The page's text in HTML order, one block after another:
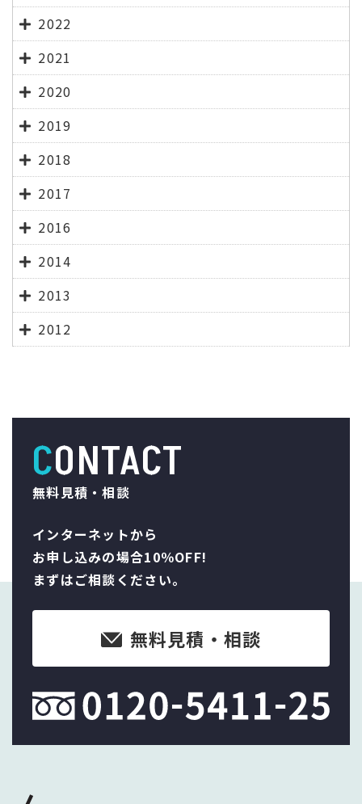
2022
2021
2020
2019
2018
2017
2016
2014
2013
2012
CONTACT
無料見積・相談
インターネットから
お申し込みの場合10％OFF!
まずはご相談ください。
無料見積・相談